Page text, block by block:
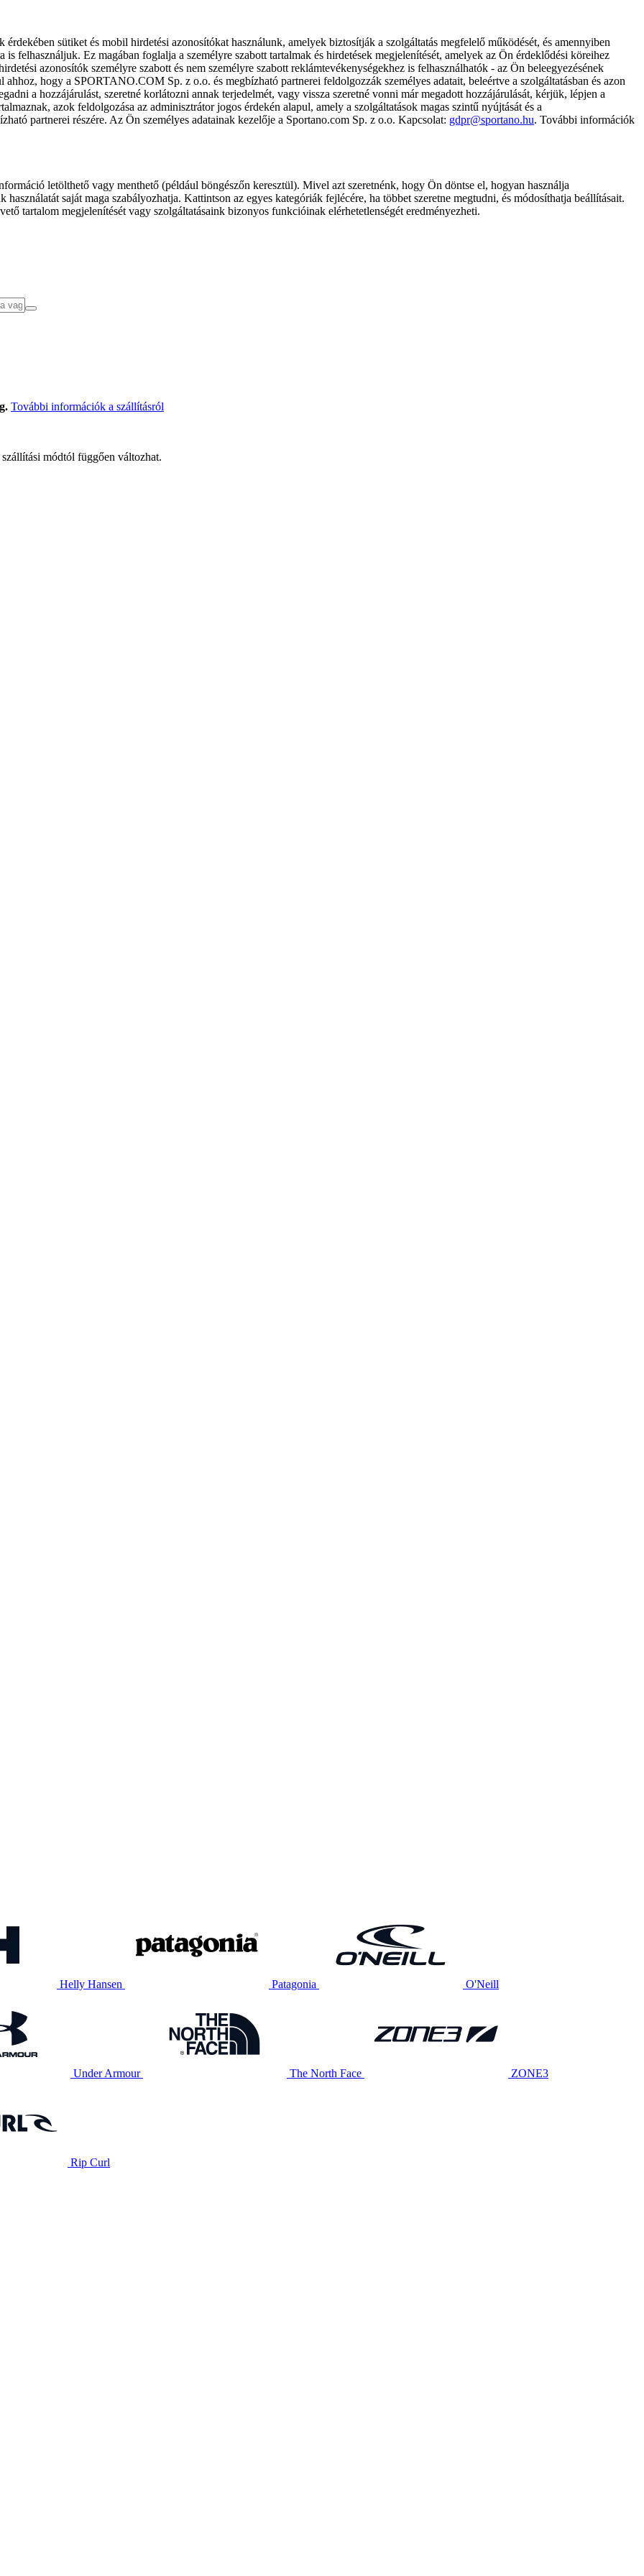
sütiket és mobil hirdetési azonosítókat használunk, amelyek biztosítják a szolgáltatás megfelelő működését, és amennyiben
is felhasználjuk. Ez magában foglalja a személyre szabott tartalmak és hirdetések megjelenítését, amelyek az Ön érdeklődési köreihez
azonosítók személyre szabott és nem személyre szabott reklámtevékenységekhez is felhasználhatók - az Ön beleegyezésének
hogy a SPORTANO.COM Sp. z o.o. és megbízható partnerei feldolgozzák személyes adatait, beleértve a szolgáltatásban és azon
a hozzájárulást, szeretné korlátozni annak terjedelmét, vagy vissza szeretné vonni már megadott hozzájárulását, kérjük, lépjen a
azok feldolgozása az adminisztrátor jogos érdekén alapul, amely a szolgáltatások magas szintű nyújtását és a
partnerei részére. Az Ön személyes adatainak kezelője a Sportano.com Sp. z o.o. Kapcsolat: gdpr@sportano.hu. További információk
letölthető vagy menthető (például böngészőn keresztül). Mivel azt szeretnénk, hogy Ön döntse el, hogyan használja
saját maga szabályozhatja. Kattintson az egyes kategóriák fejlécére, ha többet szeretne megtudni, és módosíthatja beállításait.
tartalom megjelenítését vagy szolgáltatásaink bizonyos funkcióinak elérhetetlenségét eredményezheti.
További információk a szállításról
módtól függően változhat.
Helly Hansen Patagonia O'Neill
Under Armour The North Face ZONE3
Rip Curl